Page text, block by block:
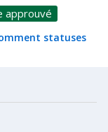
approuvé
statuses